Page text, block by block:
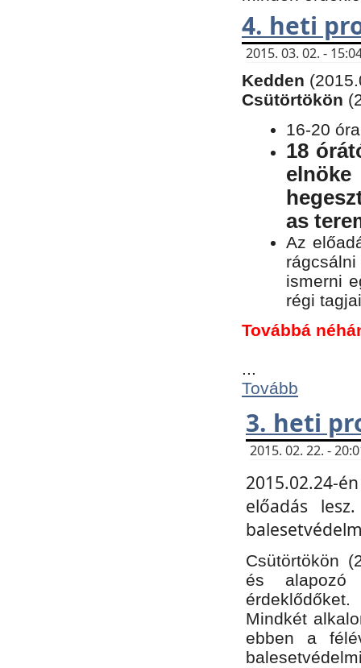
4. heti
2015. 03. 02. -
Kedden
Csütörtökön
16-20
18
as
Az
ismerni
régi
Továbbá
...
Tovább
3. heti
2015. 02. 22. -
2015.02.24-
előadás
Csütörtökön
és alapozó
érdeklődőket.
Mindkét
ebben a